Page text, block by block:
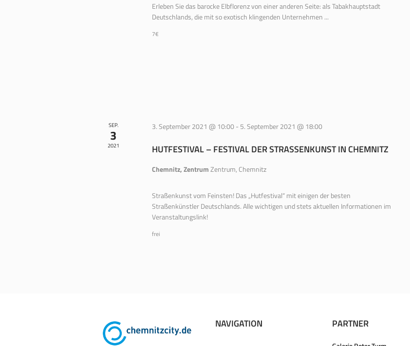
Erleben Sie das barocke Elbflorenz von einer anderen Seite: als Tabakhauptstadt
Deutschlands, die mit so exotisch klingenden Unternehmen ...
7€
SEP.
3
2021
3. September 2021 @ 10:00- 5. September 2021 @ 18:00
HUTFESTIVAL – FESTIVAL DER STRASSENKUNST IN CHEMNITZ
Chemnitz, ZentrumZentrum, Chemnitz
Straßenkunst vom Feinsten! Das „Hutfestival“ mit einigen der besten
Straßenkünstler Deutschlands. Alle wichtigen und stets aktuellen Informationen im
Veranstaltungslink!
frei
NAVIGATION PARTNER